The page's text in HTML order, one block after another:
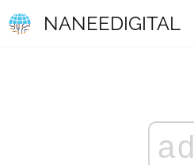
NANEEDIGITAL
ad